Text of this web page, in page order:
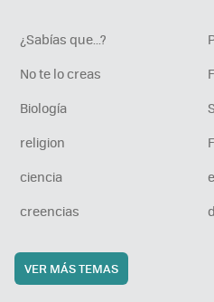
¿Sabías que...?
No te lo creas
Biología
religion
ciencia
creencias
VER MÁS TEMAS